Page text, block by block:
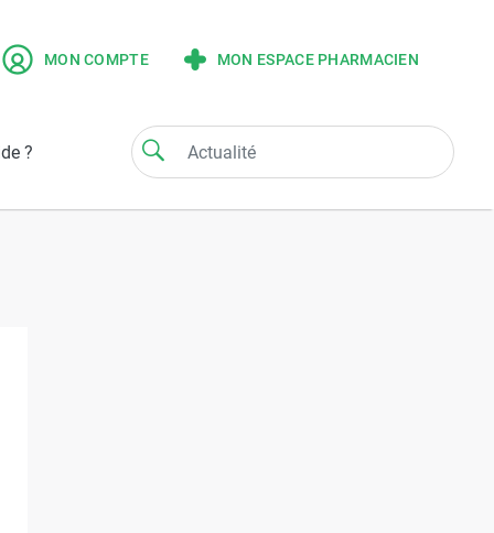
MON COMPTE MON ESPACE PHARMACIEN
?